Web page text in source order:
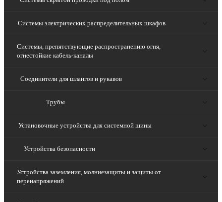
Системы электрических распределительных шкафов
Системы, препятствующие распространению огня,
огнестойкие кабель-каналы
Соединители для шлангов и рукавов
Трубы
Установочные устройства для системной шины
Устройства безопасности
Устройства заземления, молниезащиты и защиты от
перенапряжений